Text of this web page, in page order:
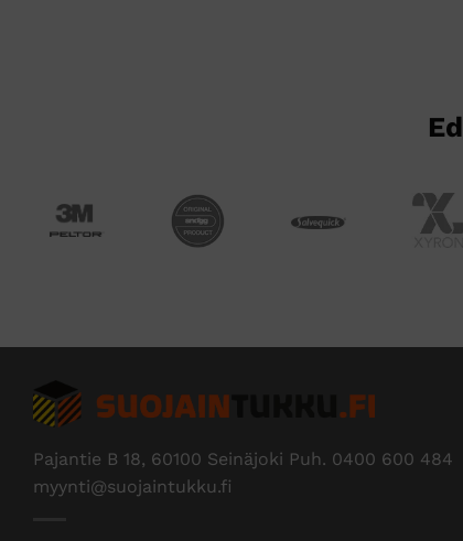
Pajantie B 18, 60100 Seinäjoki Puh. 0400 600 484
myynti@suojaintukku.fi